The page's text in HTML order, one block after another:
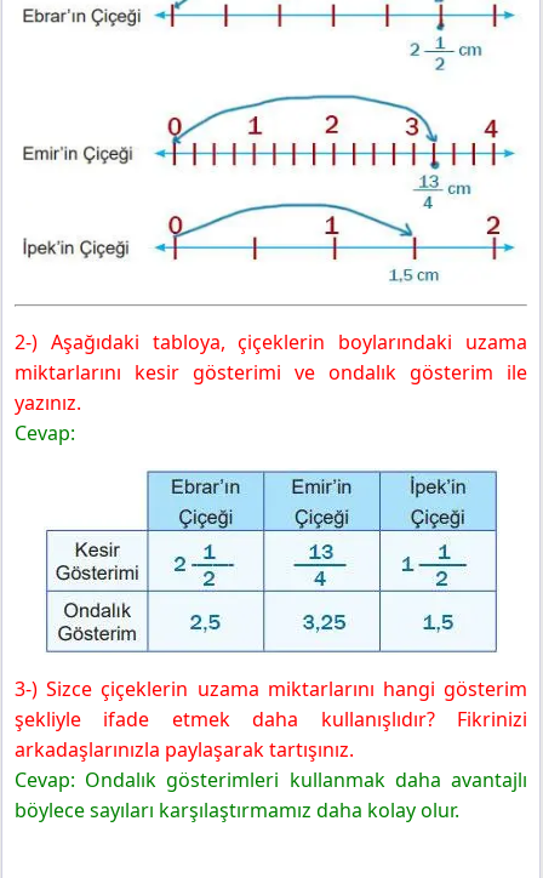
2-) Aşağıdaki tabloya, çiçeklerin boylarındaki uzama
miktarlarını kesir gösterimi ve ondalık gösterim ile
yazınız.
Cevap:
3-) Sizce çiçeklerin uzama miktarlarını hangi gösterim
şekliyle ifade etmek daha kullanışlıdır? Fikrinizi
arkadaşlarınızla paylaşarak tartışınız.
Cevap: Ondalık gösterimleri kullanmak daha avantajlı
böylece sayıları karşılaştırmamız daha kolay olur.